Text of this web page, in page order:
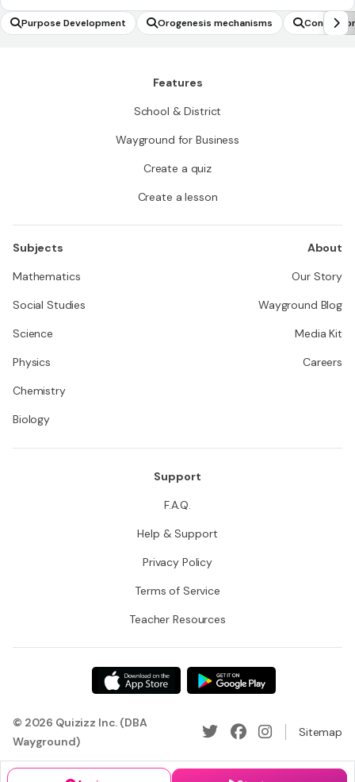
Purpose Development Orogenesis mechanisms
Features
School & District
Wayground for Business
Create a quiz
Create a lesson
Subjects
Mathematics
Social Studies
Science
Physics
Chemistry
Biology
About
Our Story
Wayground Blog
Media Kit
Careers
Support
F.A.Q.
Help & Support
Privacy Policy
Terms of Service
Teacher Resources
© 2026 Quizizz Inc. (DBA
Wayground)
Sitemap